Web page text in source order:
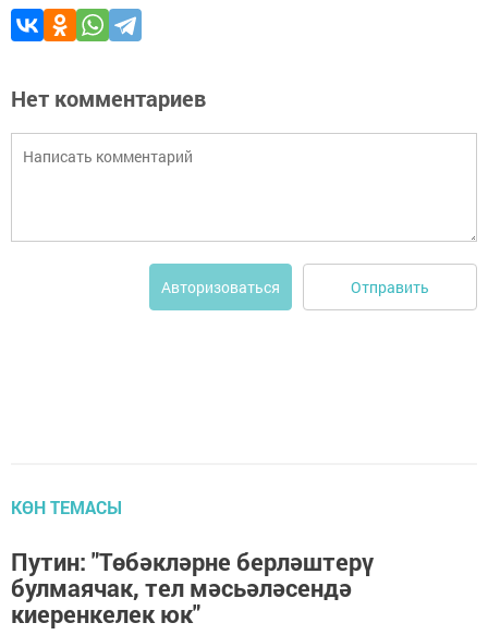
Нет комментариев
Авторизоваться Отправить
КӨН ТЕМАСЫ
Путин: "Төбәкләрне берләштерү
булмаячак, тел мәсьәләсендә
киеренкелек юк"